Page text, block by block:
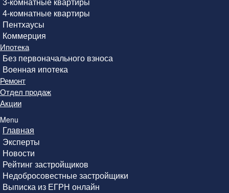
3-комнатные квартиры
4-комнатные квартиры
Пентхаусы
Коммерция
Ипотека
Без первоначального взноса
Военная ипотека
Ремонт
Отдел продаж
Акции
Menu
Главная
Эксперты
Новости
Рейтинг застройщиков
Недобросовестные застройщики
Выписка из ЕГРН онлайн